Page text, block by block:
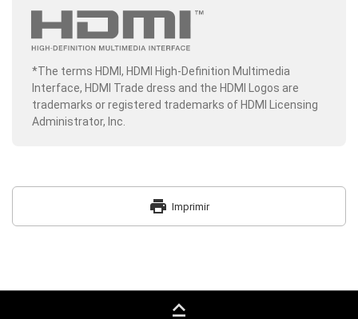
*The terms HDMI, HDMI High-Definition Multimedia
Interface, HDMI Trade dress and the HDMI Logos are
trademarks or registered trademarks of HDMI Licensing
Administrator, Inc.
print Imprimir
keyboard_capslock